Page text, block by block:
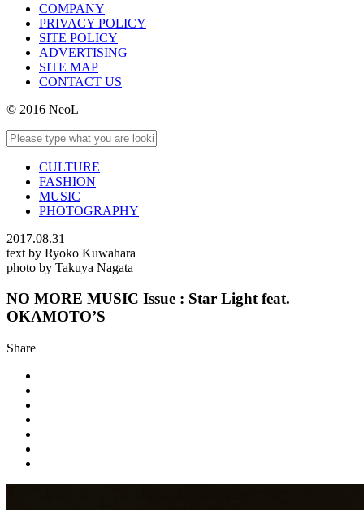
COMPANY
PRIVACY POLICY
SITE POLICY
ADVERTISING
SITE MAP
CONTACT US
© 2016 NeoL
CULTURE
FASHION
MUSIC
PHOTOGRAPHY
2017.08.31
text by Ryoko Kuwahara
photo by Takuya Nagata
NO MORE MUSIC Issue : Star Light feat.
OKAMOTO’S
Share